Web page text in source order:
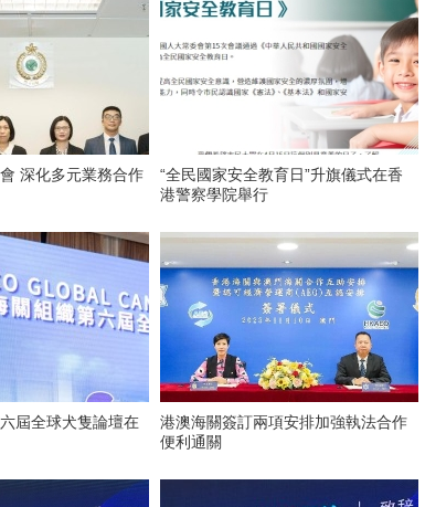
深化多元業務合作
“全民國家安全教育日”升旗儀式在香
港警察學院舉行
屆全球犬隻論壇在
港澳海關簽訂兩項安排加強執法合作
便利通關